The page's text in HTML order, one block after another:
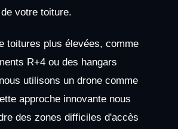
votre toiture.
toitures plus élevées, comme
R+4 ou des hangars
utilisons un drone comme
approche innovante nous
des zones difficiles d'accès